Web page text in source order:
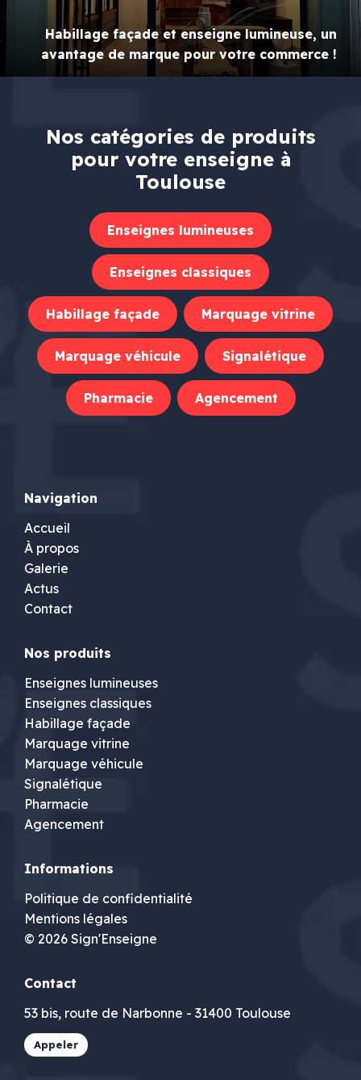
Habillage façade et enseigne lumineuse, un
avantage de marque pour votre commerce !
Nos catégories de produits
pour votre enseigne à
Toulouse
Enseignes lumineuses
Enseignes classiques
Habillage façade Marquage vitrine
Marquage véhicule Signalétique
Pharmacie Agencement
Navigation
Accueil
À propos
Galerie
Actus
Contact
Nos produits
Enseignes lumineuses
Enseignes classiques
Habillage façade
Marquage vitrine
Marquage véhicule
Signalétique
Pharmacie
Agencement
Informations
Politique de confidentialité
Mentions légales
© 2026 Sign'Enseigne
Contact
53 bis, route de Narbonne - 31400 Toulouse
Appeler